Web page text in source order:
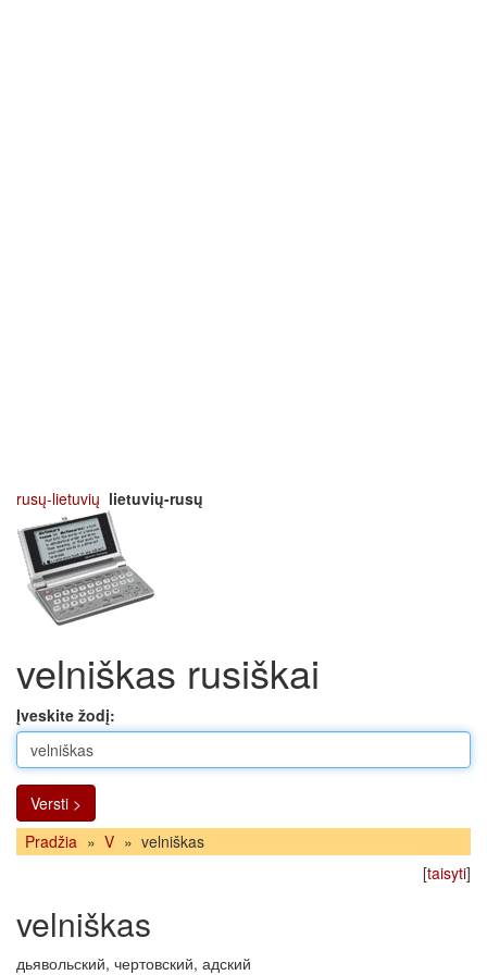
rusų-lietuvių lietuvių-rusų
velniškas rusiškai
Įveskite žodį:
Versti >
Pradžia » V » velniškas
[taisyti]
velniškas
дьявольский, чертовский, адский